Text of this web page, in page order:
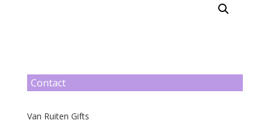
Contact
Van Ruiten Gifts